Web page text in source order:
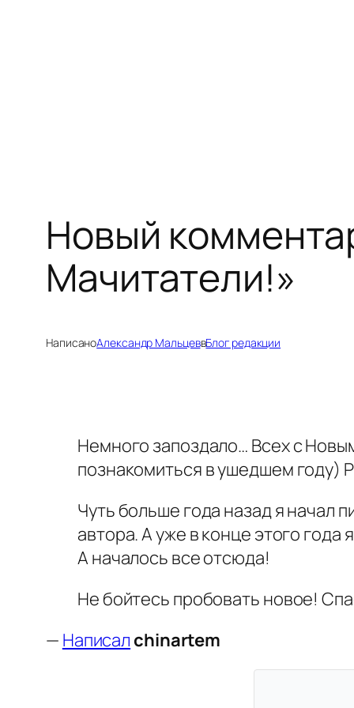
Новый
Мачитатели!»
НаписаноАлександр МальцеввБлог редакции
Немного запоздало… Всех с
познакомиться в ушедшем году)
Чуть больше года назад я начал
автора. А уже в конце этого года
А началось все отсюда!
Не бойтесь пробовать новое!
— Написал chinartem